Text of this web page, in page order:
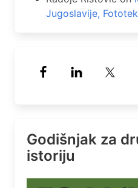
Jugoslavije,
Godišnjak za
istoriju